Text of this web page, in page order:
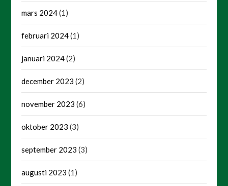
mars 2024(1)
februari 2024(1)
januari 2024(2)
december 2023 (2)
november 2023 (6)
oktober 2023 (3)
september 2023 (3)
augusti 2023 (1)